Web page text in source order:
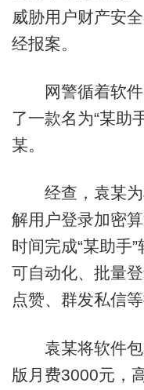
威胁用户财产安
经报案。
网警循着软件
了一款名为“某助
某。
经查，袁某为
解用户登录加密
时间完成“某助手
可自动化、批量
点赞、群发私信等
袁某将软件包
版月费3000元，